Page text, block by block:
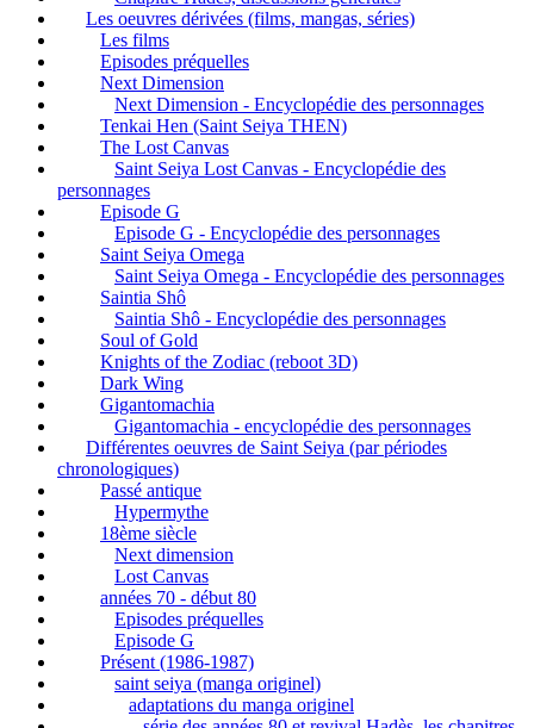
Les oeuvres dérivées (films, mangas, séries)
Les films
Episodes préquelles
Next Dimension
Next Dimension - Encyclopédie des personnages
Tenkai Hen (Saint Seiya THEN)
The Lost Canvas
Saint Seiya Lost Canvas - Encyclopédie des
personnages
Episode G
Episode G - Encyclopédie des personnages
Saint Seiya Omega
Saint Seiya Omega - Encyclopédie des personnages
Saintia Shô
Saintia Shô - Encyclopédie des personnages
Soul of Gold
Knights of the Zodiac (reboot 3D)
Dark Wing
Gigantomachia
Gigantomachia - encyclopédie des personnages
Différentes oeuvres de Saint Seiya (par périodes
chronologiques)
Passé antique
Hypermythe
18ème siècle
Next dimension
Lost Canvas
années 70 - début 80
Episodes préquelles
Episode G
Présent (1986-1987)
saint seiya (manga originel)
adaptations du manga originel